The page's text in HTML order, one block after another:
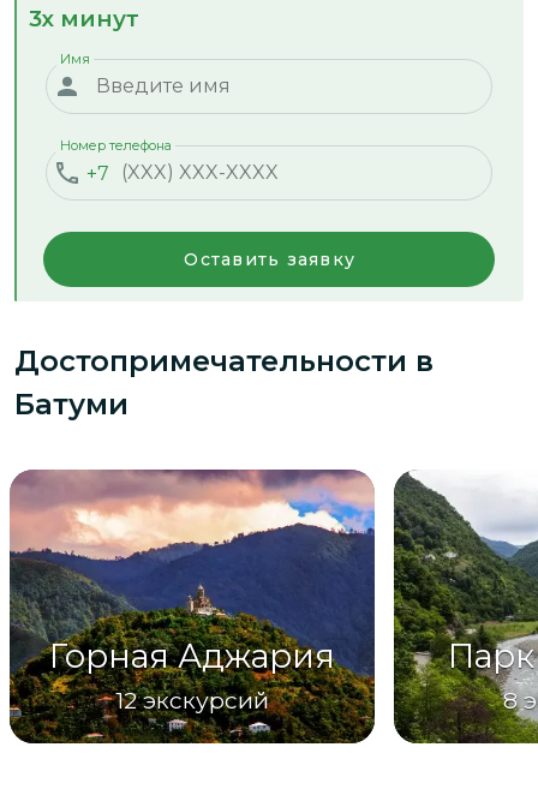
3х минут
Имя
+7
Номер телефона
Оставить заявку
Достопримечательности в
Батуми
Горная Аджария
12 экскурсий 8